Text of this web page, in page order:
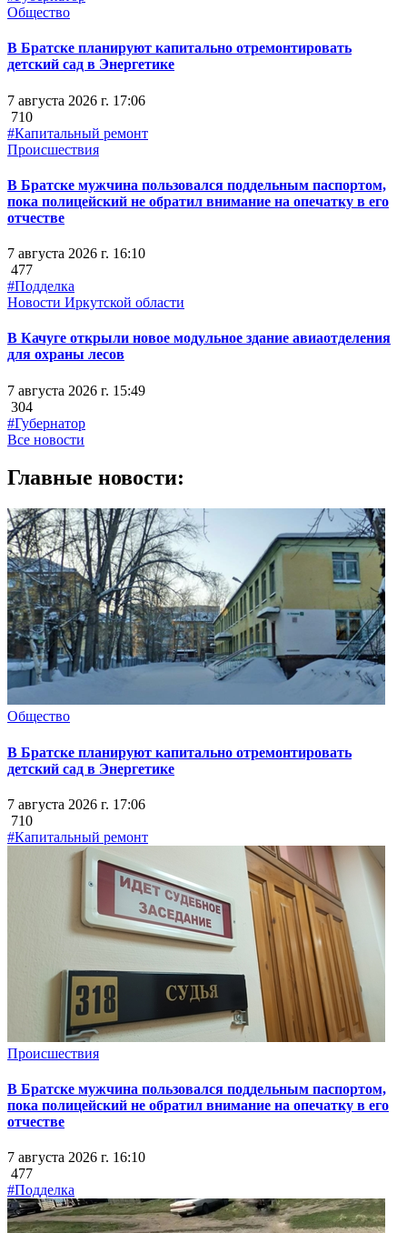
Общество
В Братске планируют капитально отремонтировать
детский сад в Энергетике
7 августа 2026 г. 17:06
710
#Капитальный ремонт
Происшествия
В Братске мужчина пользовался поддельным паспортом,
пока полицейский не обратил внимание на опечатку в его
отчестве
7 августа 2026 г. 16:10
477
#Подделка
Новости Иркутской области
В Качуге открыли новое модульное здание авиаотделения
для охраны лесов
7 августа 2026 г. 15:49
304
#Губернатор
Все новости
Главные новости:
Общество
В Братске планируют капитально отремонтировать
детский сад в Энергетике
7 августа 2026 г. 17:06
710
#Капитальный ремонт
Происшествия
В Братске мужчина пользовался поддельным паспортом,
пока полицейский не обратил внимание на опечатку в его
отчестве
7 августа 2026 г. 16:10
477
#Подделка